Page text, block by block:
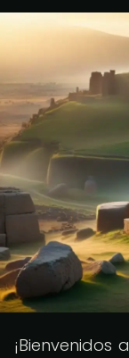
¡Bienvenidos a